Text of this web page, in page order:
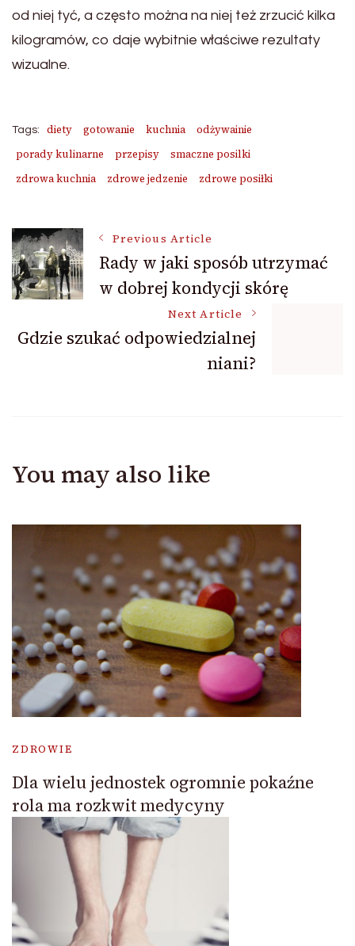
od niej tyć, a często można na niej też zrzucić kilka
kilogramów, co daje wybitnie właściwe rezultaty
wizualne.
Tags: diety gotowanie kuchnia
odżywainie
porady kulinarne
przepisy
smaczne posilki
zdrowa kuchnia
zdrowe jedzenie zdrowe posiłki
Post
Navigation
Previous Article
Rady w jaki sposób utrzymać
w dobrej kondycji skórę
Next Article
Gdzie szukać odpowiedzialnej
niani?
You may also like
ZDROWIE
Dla wielu jednostek ogromnie pokaźne
rola ma rozkwit medycyny